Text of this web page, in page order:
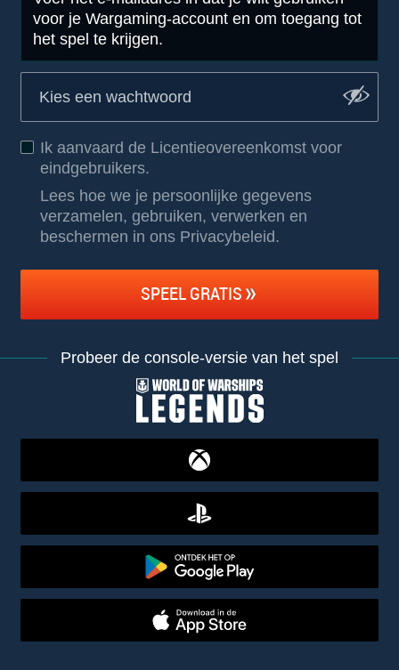
voor je Wargaming-account en om toegang tot
het spel te krijgen.
Ik aanvaard de Licentieovereenkomst voor
eindgebruikers.
Lees hoe we je persoonlijke gegevens
verzamelen, gebruiken, verwerken en
beschermen in ons Privacybeleid.
SPEEL GRATIS
Probeer de console-versie van het spel